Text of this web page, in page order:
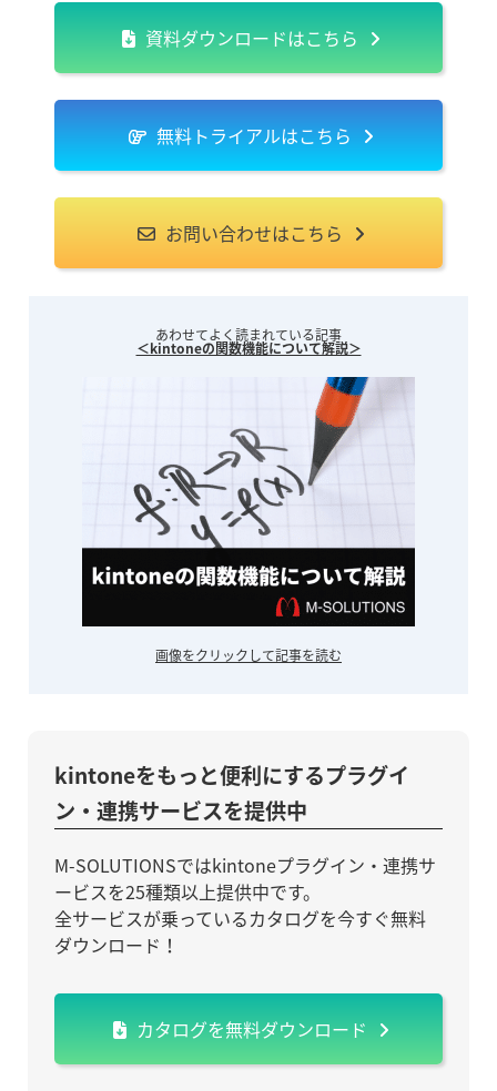
資料ダウンロードはこちら
無料トライアルはこちら
お問い合わせはこちら
あわせてよく読まれている記事
＜kintoneの関数機能について解説＞
画像をクリックして記事を読む
kintoneをもっと便利にするプラグイ
ン・連携サービスを提供中
M-SOLUTIONSではkintoneプラグイン・連携サ
ービスを25種類以上提供中です。
全サービスが乗っているカタログを今すぐ無料
ダウンロード！
カタログを無料ダウンロード